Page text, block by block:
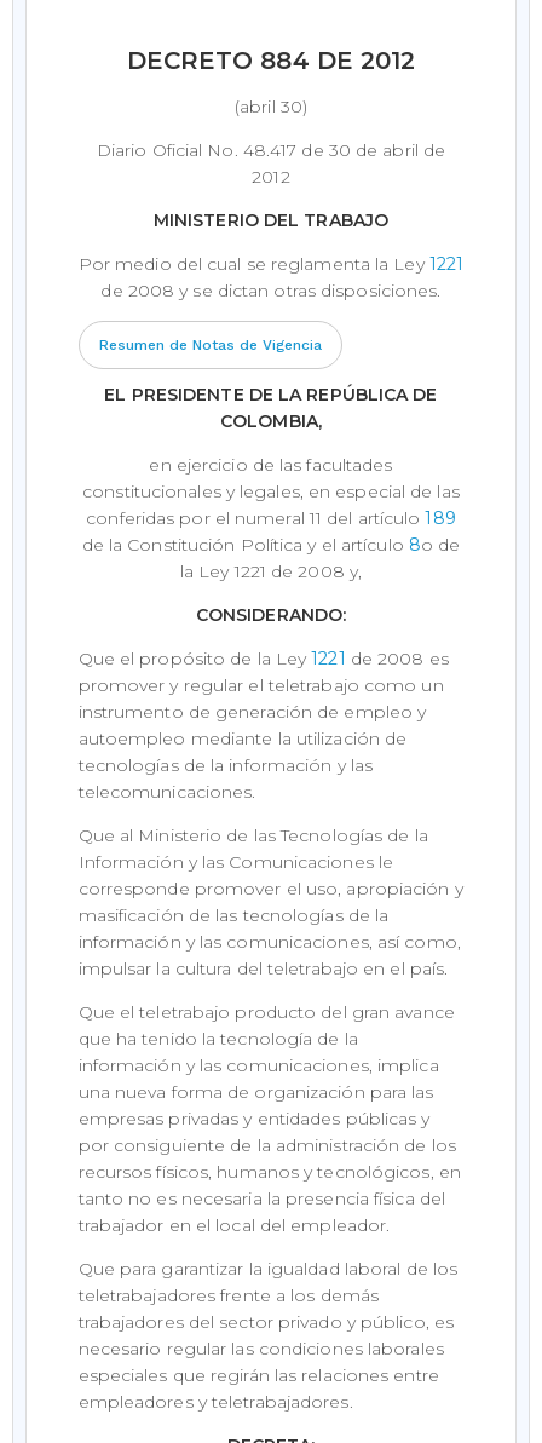
DECRETO 884 DE 2012
(abril 30)
Diario Oficial No. 48.417 de 30 de abril de
2012
MINISTERIO DEL TRABAJO
Por medio del cual se reglamenta la Ley 1221
de 2008 y se dictan otras disposiciones.
Resumen de Notas de Vigencia
EL PRESIDENTE DE LA REPÚBLICA DE
COLOMBIA,
en ejercicio de las facultades
constitucionales y legales, en especial de las
conferidas por el numeral 11 del artículo189
de la Constitución Política y el artículo 8o de
la Ley 1221 de 2008 y,
CONSIDERANDO:
Que el propósito de la Ley1221 de 2008 es
promover y regular el teletrabajo como un
instrumento de generación de empleo y
autoempleo mediante la utilización de
tecnologías de la información y las
telecomunicaciones.
Que al Ministerio de las Tecnologías de la
Información y las Comunicaciones le
corresponde promover el uso, apropiación y
masificación de las tecnologías de la
información y las comunicaciones, así como,
impulsar la cultura del teletrabajo en el país.
Que el teletrabajo producto del gran avance
que ha tenido la tecnología de la
información y las comunicaciones, implica
una nueva forma de organización para las
empresas privadas y entidades públicas y
por consiguiente de la administración de los
recursos físicos, humanos y tecnológicos, en
tanto no es necesaria la presencia física del
trabajador en el local del empleador.
Que para garantizar la igualdad laboral de los
teletrabajadores frente a los demás
trabajadores del sector privado y público, es
necesario regular las condiciones laborales
especiales que regirán las relaciones entre
empleadores y teletrabajadores.